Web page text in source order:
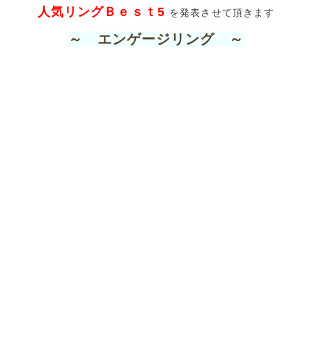
人気リングＢｅｓｔ5 を発表させて頂きます
～ エンゲージリング ～